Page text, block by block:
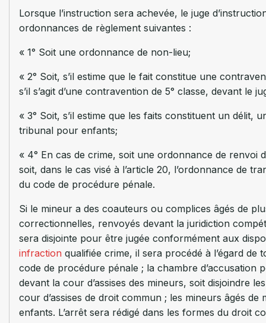
Lorsque l’instruction sera achevée, le juge
ordonnances de règlement suivantes :
« 1° Soit une ordonnance de non-lieu;
« 2° Soit, s’il estime que le fait constitue une
s’il s’agit d’une contravention de 5° classe, devant
« 3° Soit, s’il estime que les faits constituent un
tribunal pour enfants;
« 4° En cas de crime, soit une ordonnance de renvoi
soit, dans le cas visé à l’article 20, l’ordonnance de
du code de procédure pénale.
Si le mineur a des coauteurs ou complices âgés de
correctionnelles, renvoyés devant la juridiction
sera disjointe pour être jugée conformément aux
infraction qualifiée crime, il sera procédé à l’égard de
code de procédure pénale ; la chambre d’accusation
devant la cour d’assises des mineurs, soit disjoindre
cour d’assises de droit commun ; les mineurs âgés
enfants. L’arrêt sera rédigé dans les formes du droit